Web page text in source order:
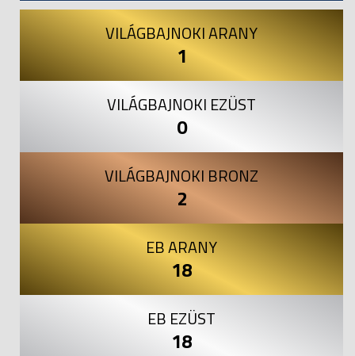
VILÁGBAJNOKI ARANY
1
VILÁGBAJNOKI EZÜST
0
VILÁGBAJNOKI BRONZ
2
EB ARANY
18
EB EZÜST
18